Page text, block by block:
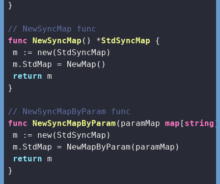
}
// NewSyncMap func
func
NewSyncMap () *StdSyncMap {
m := new(StdSyncMap)
m.StdMap = NewMap()
return m
}
// NewSyncMapByParam func
func
NewSyncMapByParam (paramMap map [ string]
m := new(StdSyncMap)
m.StdMap = NewMapByParam(paramMap)
return m
}